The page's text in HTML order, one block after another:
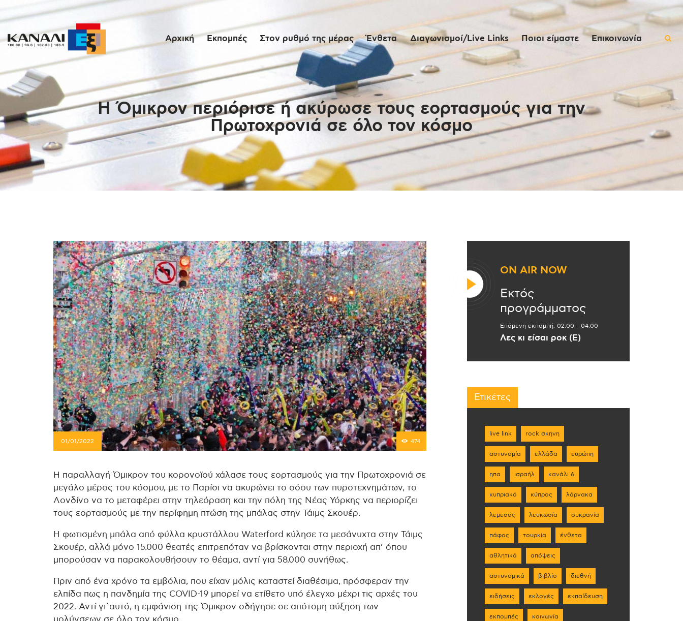
Αρχική Εκπομπές Στον ρυθμό της μέρας Ένθετα Διαγωνισμοί/Live Links Ποιοι είμαστε Επικοινωνία
Η Όμικρον περιόρισε ή ακύρωσε τους εορτασμούς για την
Πρωτοχρονιά σε όλο τον κόσμο
Αρχική
Εκπομπές
Στον ρυθμό της
μέρας
Ένθετα
Διαγωνισμοί/Live
Links
Επικοινωνία
01/01/2022 474
Η παραλλαγή Όμικρον του κορονοϊού χάλασε τους εορτασμούς για την Πρωτοχρονιά σε
μεγάλο μέρος του κόσμου, με το Παρίσι να ακυρώνει το σόου των πυροτεχνημάτων, το
Λονδίνο να το μεταφέρει στην τηλεόραση και την πόλη της Νέας Υόρκης να περιορίζει
τους εορτασμούς με την περίφημη πτώση της μπάλας στην Τάιμς Σκουέρ.
Η φωτισμένη μπάλα από φύλλα κρυστάλλου Waterford κύλησε τα μεσάνυχτα στην Τάιμς
Σκουέρ, αλλά μόνο 15.000 θεατές επιτρεπόταν να βρίσκονται στην περιοχή απ’ όπου
μπορούσαν να παρακολουθήσουν το θέαμα, αντί για 58.000 συνήθως.
Πριν από ένα χρόνο τα εμβόλια, που είχαν μόλις καταστεί διαθέσιμα, πρόσφεραν την
ελπίδα πως η πανδημία της COVID-19 μπορεί να ετίθετο υπό έλεγχο μέχρι τις αρχές του
2022. Αντί γι΄αυτό, η εμφάνιση της Όμικρον οδήγησε σε απότομη αύξηση των
μολύνσεων σε όλο τον κόσμο.
ON AIR NOW
Εκτός
προγράμματος
Επόμενη εκπομπή: 02:00 - 04:00
Λες κι είσαι ροκ (Ε)
Ετικέτες
live link rock σκηνη
αστυνομία ελλάδα ευρώπη
ηπα ισραήλ κανάλι 6
κυπριακό κύπρος λάρνακα
λεμεσός λευκωσία ουκρανία
πάφος τουρκία ένθετα
αθλητικά απόψεις
αστυνομικά βιβλίο διεθνή
ειδήσεις εκλογές εκπαίδευση
εκπομπές κοινωνία